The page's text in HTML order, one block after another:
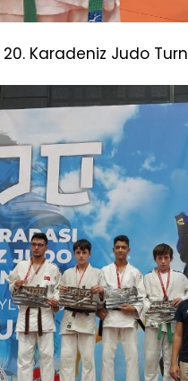
Karadeniz Judo